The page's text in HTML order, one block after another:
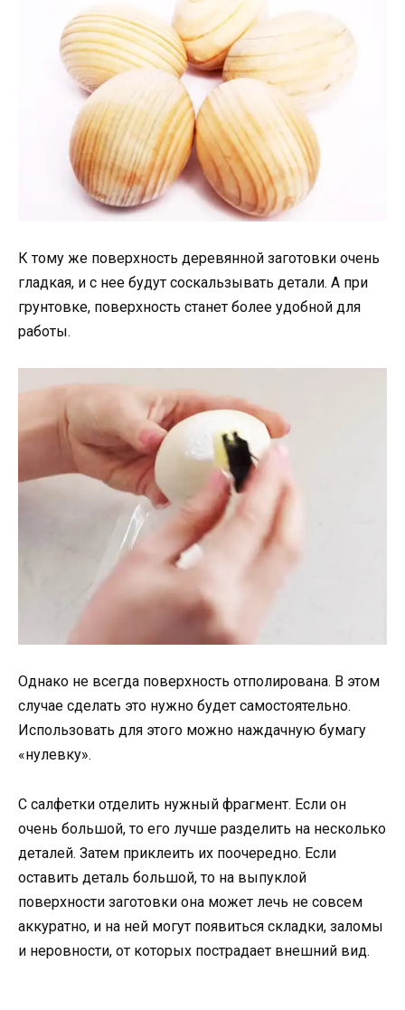
К тому же поверхность деревянной заготовки очень
гладкая, и с нее будут соскальзывать детали. А при
грунтовке, поверхность станет более удобной для
работы.
Однако не всегда поверхность отполирована. В этом
случае сделать это нужно будет самостоятельно.
Использовать для этого можно наждачную бумагу
«нулевку».
С салфетки отделить нужный фрагмент. Если он
очень большой, то его лучше разделить на несколько
деталей. Затем приклеить их поочередно. Если
оставить деталь большой, то на выпуклой
поверхности заготовки она может лечь не совсем
аккуратно, и на ней могут появиться складки, заломы
и неровности, от которых пострадает внешний вид.